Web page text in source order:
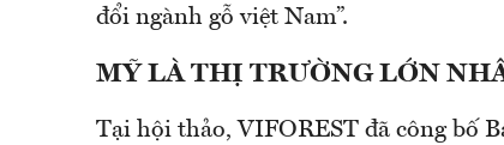
đổi ngành gỗ việt Nam”.
MỸ LÀ THỊ TRƯỜNG LỚN
Tại hội thảo, VIFOREST đã công bố